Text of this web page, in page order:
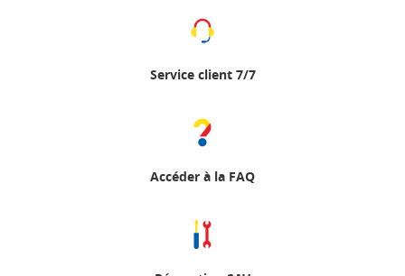
Service client 7/7
Accéder à la FAQ